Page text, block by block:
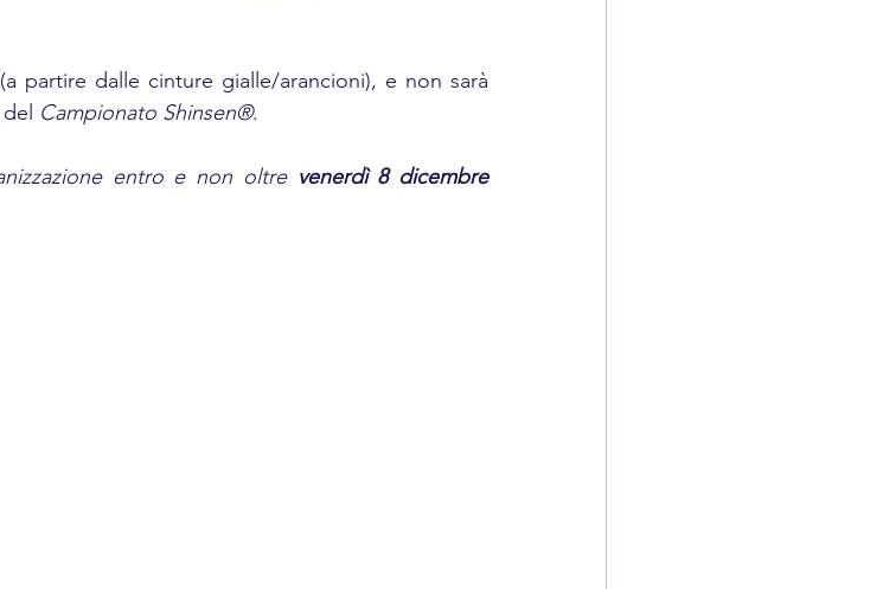
partire dalle cinture gialle/arancioni), e non sarà
del Campionato Shinsen®.
entro e non oltre venerdì 8 dicembre